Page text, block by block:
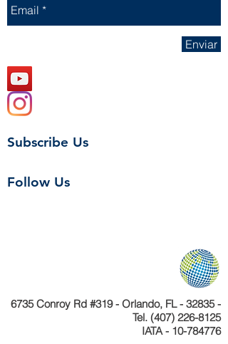
Enviar
Subscribe Us
Follow Us
6735 Conroy Rd #319 - Orlando, FL - 32835 -
Tel. (407) 226-8125
IATA - 10-784776